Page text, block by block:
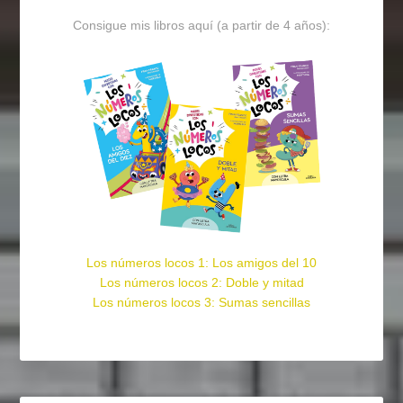
Consigue mis libros aquí (a partir de 4 años):
Los números locos 1: Los amigos del 10
Los números locos 2: Doble y mitad
Los números locos 3: Sumas sencillas